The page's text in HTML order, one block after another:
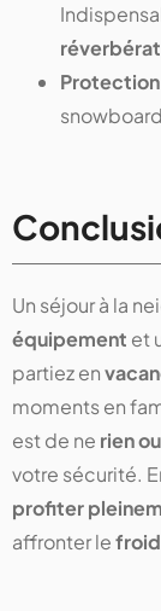
Un séjour à la
équipement et
partiez en
moments en
est de ne rien
votre sécurité.
profiter
affronter le